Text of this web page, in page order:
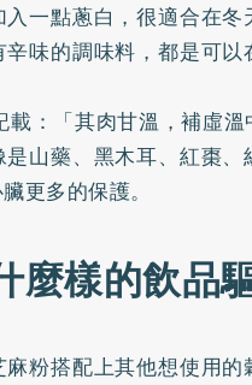
一點蔥白，很適合在
味的調味料，都是可以
載：「其肉甘溫，補虛
山藥、黑木耳、紅棗
更多的保護。
麼樣的飲品
粉搭配上其他想使用